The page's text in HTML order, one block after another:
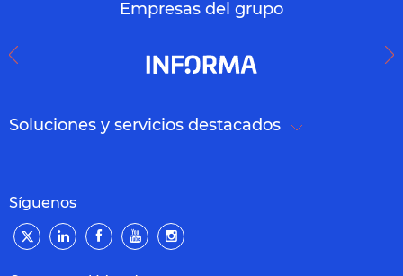
Empresas del grupo
Soluciones y servicios destacados
Síguenos